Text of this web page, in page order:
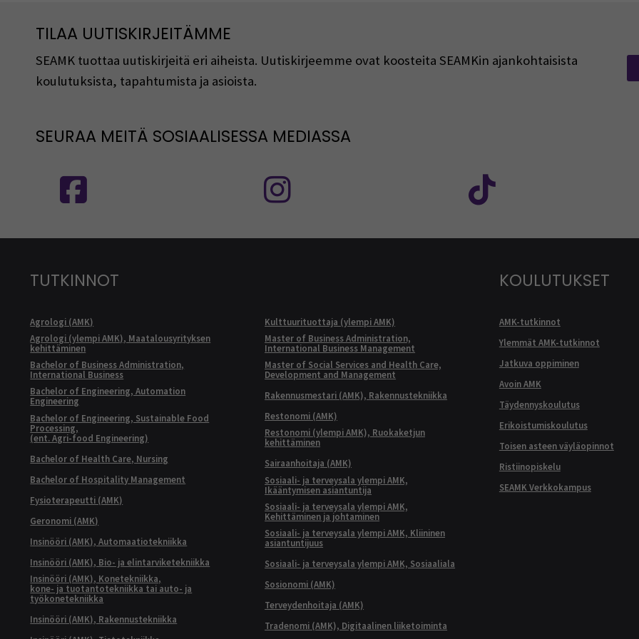
TILAA UUTISKIRJEITÄMME
SEAMK tuottaa uutiskirjeitä eri aiheista. Uutiskirjeemme ovat koosteita SEAMKin ajankohtaisista
koulutuksista, tapahtumista ja asioista.
SEURAA MEITÄ SOSIAALISESSA MEDIASSA
TUTKINNOT
Agrologi (AMK)
Agrologi (ylempi AMK), Maatalousyrityksen
kehittäminen
Bachelor of Business Administration,
International Business
Bachelor of Engineering, Automation
Engineering
Bachelor of Engineering, Sustainable Food
Processing,
(ent. Agri-food Engineering)
Bachelor of Health Care, Nursing
Bachelor of Hospitality Management
Fysioterapeutti (AMK)
Geronomi (AMK)
Insinööri (AMK), Automaatiotekniikka
Insinööri (AMK), Bio- ja elintarviketekniikka
Insinööri (AMK), Konetekniikka,
kone- ja tuotantotekniikka tai auto- ja
työkonetekniikka
Insinööri (AMK), Rakennustekniikka
Kulttuurituottaja (ylempi AMK)
Master of Business Administration,
International Business Management
Master of Social Services and Health Care,
Development and Management
Rakennusmestari (AMK), Rakennustekniikka
Restonomi (AMK)
Restonomi (ylempi AMK), Ruokaketjun
kehittäminen
Sairaanhoitaja (AMK)
Sosiaali- ja terveysala ylempi AMK,
Ikääntymisen asiantuntija
Sosiaali- ja terveysala ylempi AMK,
Kehittäminen ja johtaminen
Sosiaali- ja terveysala ylempi AMK, Kliininen
asiantuntijuus
Sosiaali- ja terveysala ylempi AMK, Sosiaaliala
Sosionomi (AMK)
Terveydenhoitaja (AMK)
Tradenomi (AMK), Digitaalinen liiketoiminta
KOULUTUKSET
AMK-tutkinnot
Ylemmät AMK-tutkinnot
Jatkuva oppiminen
Avoin AMK
Täydennyskoulutus
Erikoistumiskoulutus
Toisen asteen väyläopinnot
Ristiinopiskelu
SEAMK Verkkokampus